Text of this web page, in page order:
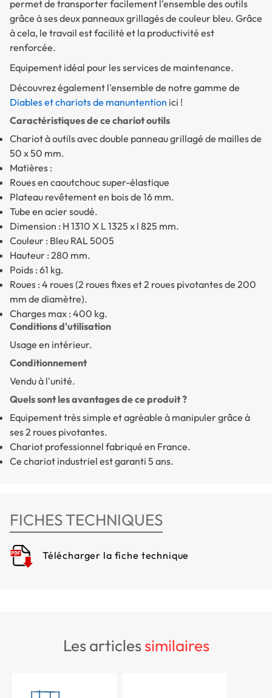
permet de transporter facilement l'ensemble des outils
grâce à ses deux panneaux grillagés de couleur bleu. Grâce
à cela, le travail est facilité et la productivité est
renforcée.
Equipement idéal pour les services de maintenance.
Découvrez également l'ensemble de notre gamme de
Diables et chariots de manuntention ici !
Caractéristiques de ce chariot outils
Chariot à outils avec double panneau grillagé de mailles de
50 x 50 mm.
Matières :
Roues en caoutchouc super-élastique
Plateau revêtement en bois de 16 mm.
Tube en acier soudé.
Dimension : H 1310 X L 1325 x l 825 mm.
Couleur : Bleu RAL 5005
Hauteur : 280 mm.
Poids : 61 kg.
Roues : 4 roues (2 roues fixes et 2 roues pivotantes de 200
mm de diamètre).
Charges max : 400 kg.
Conditions d'utilisation
Usage en intérieur.
Conditionnement
Vendu à l'unité.
Quels sont les avantages de ce produit ?
Equipement très simple et agréable à manipuler grâce à
ses 2 roues pivotantes.
Chariot professionnel fabriqué en France.
Ce chariot industriel est garanti 5 ans.
FICHES TECHNIQUES
Télécharger la fiche technique
les articlessimilaires